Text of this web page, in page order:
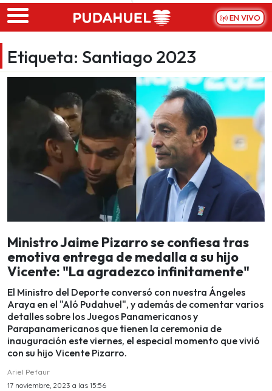
Skip to main content
EN VIVO
Etiqueta: Santiago 2023
Ministro Jaime Pizarro se confiesa tras
emotiva entrega de medalla a su hijo
Vicente: "La agradezco infinitamente"
El Ministro del Deporte conversó con nuestra Ángeles
Araya en el "Aló Pudahuel", y además de comentar varios
detalles sobre los Juegos Panamericanos y
Parapanamericanos que tienen la ceremonia de
inauguración este viernes, el especial momento que vivió
con su hijo Vicente Pizarro.
Ariel Pefaur
17 noviembre, 2023 a las 15:56